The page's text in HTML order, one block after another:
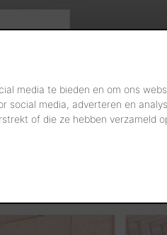
media te bieden en om ons
social media, adverteren en
of die ze hebben verzameld